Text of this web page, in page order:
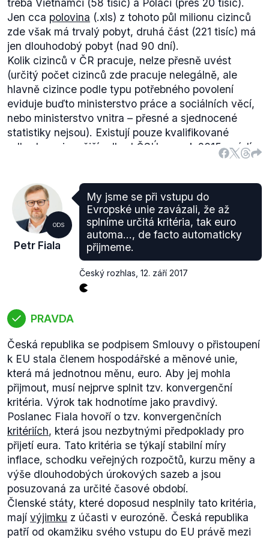
DPH se v jednotlivých měsících roku 2017
meziročně zvýšil (byť je také nutné přiznat, že výběr
DPH roste každoročně v souvislosti s růstem
ekonomiky i růstem cen).
třeba Vietnamci (58 tisíc) a Poláci (přes 20 tisíc).
Jen cca polovina (.xls) z tohoto půl milionu cizinců
zde však má trvalý pobyt, druhá část (221 tisíc) má
jen dlouhodobý pobyt (nad 90 dní).
Kolik cizinců v ČR pracuje, nelze přesně uvést
(určitý počet cizinců zde pracuje nelegálně, ale
hlavně cizince podle typu potřebného povolení
eviduje buďto ministerstvo práce a sociálních věcí,
nebo ministerstvo vnitra – přesné a sjednocené
statistiky nejsou). Existují pouze kvalifikované
odhady: nejnovější odhad ČSÚ pro rok 2015 uvádí
323 tisíc cizinců na úřadech práce a téměř 80 tisíc
samozřejmě neznamená, že živnost provozují).
ODS
Petr Fiala
My jsme se při vstupu do
Evropské unie zavázali, že až
splníme určitá kritéria, tak euro
automa..., de facto automaticky
přijmeme.
Český rozhlas 12. září 2017
PRAVDA
Česká republika se podpisem Smlouvy o přistoupení
k EU stala členem hospodářské a měnové unie,
která má jednotnou měnu, euro. Aby jej mohla
přijmout, musí nejprve splnit tzv. konvergenční
kritéria. Výrok tak hodnotíme jako pravdivý.
Poslanec Fiala hovoří o tzv. konvergenčních
kritériích, která jsou nezbytnými předpoklady pro
přijetí eura. Tato kritéria se týkají stabilní míry
inflace, schodku veřejných rozpočtů, kurzu měny a
výše dlouhodobých úrokových sazeb a jsou
posuzovaná za určité časové období.
Členské státy, které doposud nesplnily tato kritéria,
mají výjimku z účasti v eurozóně. Česká republika
patří od okamžiku svého vstupu do EU právě mezi